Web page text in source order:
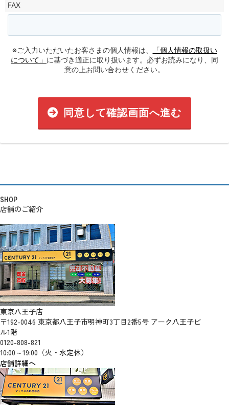
FAX
※ご入力いただいたお客さまの個人情報は、
「個人情報の取扱い
について」 に基づき適正に取り扱います。必ずお読みになり、同
意の上お問い合わせください。
同意して確認画面へ進む
SHOP
店舗のご紹介
東京八王子店
〒192-0046 東京都八王子市明神町3丁目2番5号 アーク八王子ビ
ル1階
0120-808-821
10:00～19:00（火・水定休）
店舗詳細へ